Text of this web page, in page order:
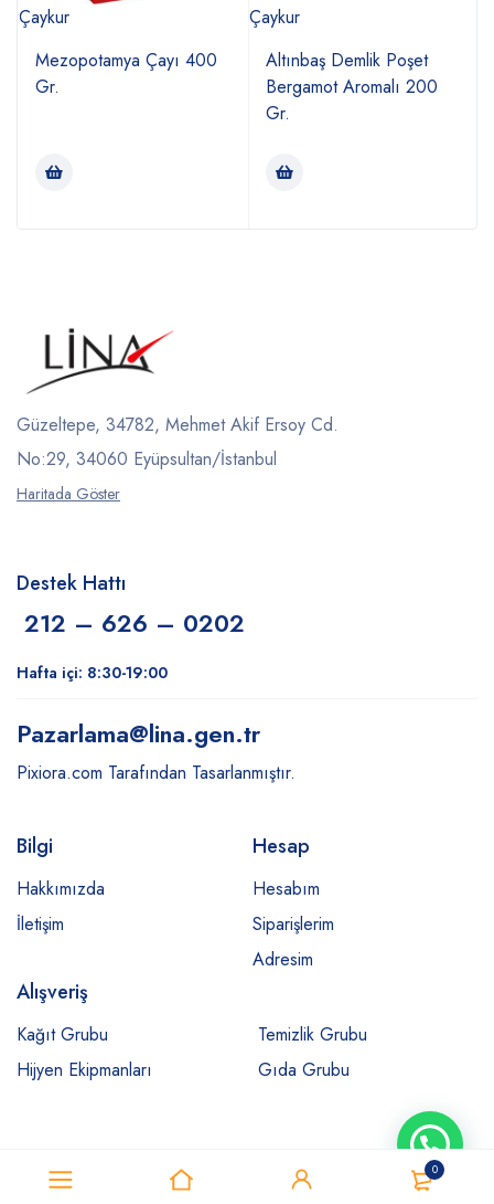
0
Çaykur
Mezopotamya Çayı 400
Gr.
Çaykur
Altınbaş Demlik Poşet
Bergamot Aromalı 200
Gr.
Güzeltepe, 34782, Mehmet Akif Ersoy Cd.
No:29, 34060 Eyüpsultan/İstanbul
Haritada Göster
Destek Hattı
212 – 626 – 0202
Hafta içi: 8:30-19:00
Pazarlama@lina.gen.tr
Pixiora.com Tarafından Tasarlanmıştır.
Bilgi
Hakkımızda
İletişim
Hesap
Hesabım
Siparişlerim
Adresim
Alışveriş
Kağıt Grubu
Temizlik Grubu
Hijyen Ekipmanları
Gıda Grubu